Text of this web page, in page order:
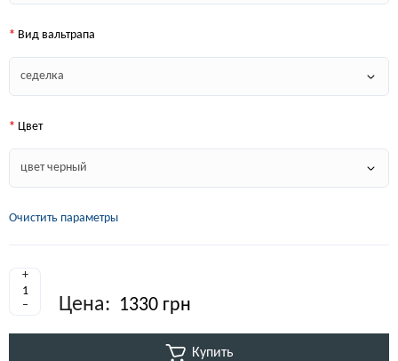
Вид вальтрапа
Цвет
Очистить параметры
+
– Цена: 1330 грн
Купить